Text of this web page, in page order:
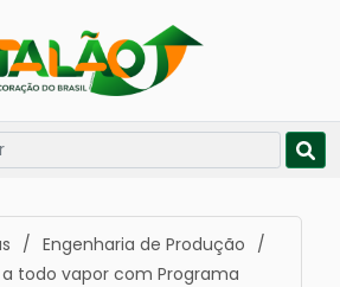
/ Engenharia de Produção /
todo vapor com Programa